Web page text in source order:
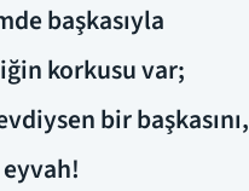
başkasıyla
korkusu var;
bir başkasını,